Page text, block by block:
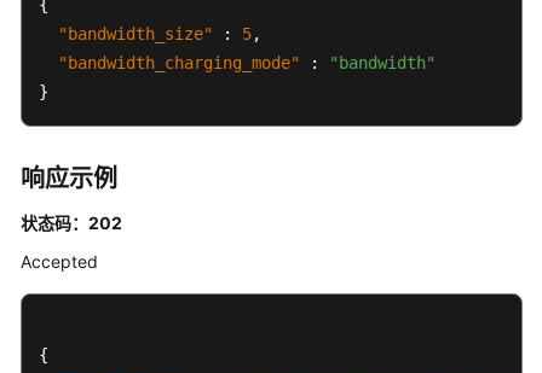
特
殊
控
专
版-
APP
{
"bandwidth_size"
: 5,
"bandwidth_charging_mode"
:
"bandwidth"
}
响应示例
状态码：202
Accepted
{